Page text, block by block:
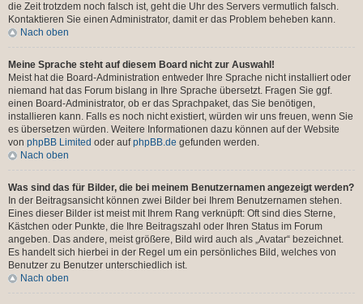
die Zeit trotzdem noch falsch ist, geht die Uhr des Servers vermutlich falsch.
Kontaktieren Sie einen Administrator, damit er das Problem beheben kann.
Nach oben
Meine Sprache steht auf diesem Board nicht zur Auswahl!
Meist hat die Board-Administration entweder Ihre Sprache nicht installiert oder
niemand hat das Forum bislang in Ihre Sprache übersetzt. Fragen Sie ggf.
einen Board-Administrator, ob er das Sprachpaket, das Sie benötigen,
installieren kann. Falls es noch nicht existiert, würden wir uns freuen, wenn Sie
es übersetzen würden. Weitere Informationen dazu können auf der Website
von phpBB Limited oder aufphpBB.de gefunden werden.
Nach oben
Was sind das für Bilder, die bei meinem Benutzernamen angezeigt werden?
In der Beitragsansicht können zwei Bilder bei Ihrem Benutzernamen stehen.
Eines dieser Bilder ist meist mit Ihrem Rang verknüpft: Oft sind dies Sterne,
Kästchen oder Punkte, die Ihre Beitragszahl oder Ihren Status im Forum
angeben. Das andere, meist größere, Bild wird auch als „Avatar“ bezeichnet.
Es handelt sich hierbei in der Regel um ein persönliches Bild, welches von
Benutzer zu Benutzer unterschiedlich ist.
Nach oben